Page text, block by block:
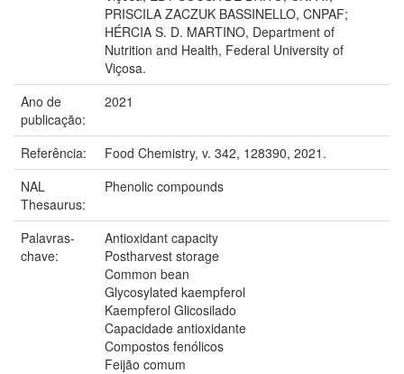
PRISCILA ZACZUK BASSINELLO, CNPAF;
HÉRCIA S. D. MARTINO, Department of
Nutrition and Health, Federal University of
Viçosa.
Ano de
publicação:
2021
Referência:
Food Chemistry, v. 342, 128390, 2021.
NAL
Thesaurus:
Phenolic compounds
Palavras-
chave:
Antioxidant capacity
Postharvest storage
Common bean
Glycosylated kaempferol
Kaempferol Glicosilado
Capacidade antioxidante
Compostos fenólicos
Feijão comum